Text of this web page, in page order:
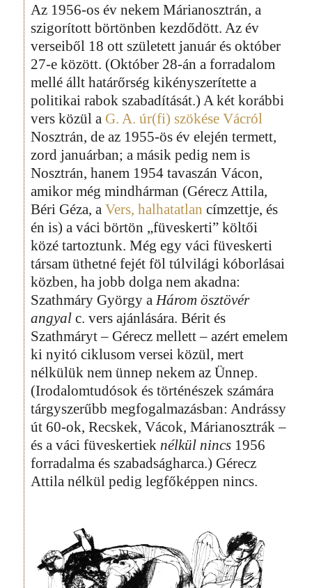
Az 1956-os év nekem Márianosztrán, a
szigorított börtönben kezdődött. Az év
verseiből 18 ott született január és október
27-e között. (Október 28-án a forradalom
mellé állt határőrség kikényszerítette a
politikai rabok szabadítását.) A két korábbi
vers közül a G. A. úr(fi) szökése Vácról
Nosztrán, de az 1955-ös év elején termett,
zord januárban; a másik pedig nem is
Nosztrán, hanem 1954 tavaszán Vácon,
amikor még mindhárman (Gérecz Attila,
Béri Géza, a Vers, halhatatlan címzettje, és
én is) a váci börtön „füveskerti” költői
közé tartoztunk. Még egy váci füveskerti
társam üthetné fejét föl túlvilági kóborlásai
közben, ha jobb dolga nem akadna:
Szathmáry György a Három ösztövér
angyal c. vers ajánlására. Bérit és
Szathmáryt – Gérecz mellett – azért emelem
ki nyitó ciklusom versei közül, mert
nélkülük nem ünnep nekem az Ünnep.
(Irodalomtudósok és történészek számára
tárgyszerűbb megfogalmazásban: Andrássy
út 60-ok, Recskek, Vácok, Márianosztrák –
és a váci füveskertiek nélkül nincs 1956
forradalma és szabadságharca.) Gérecz
Attila nélkül pedig legfőképpen nincs.